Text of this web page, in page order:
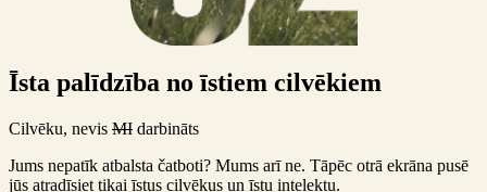
Īsta palīdzība no īstiem cilvēkiem
Cilvēku, nevis MI darbināts
Jums nepatīk atbalsta čatboti? Mums arī ne. Tāpēc otrā ekrāna pusē
jūs atradīsiet tikai īstus cilvēkus un īstu intelektu.